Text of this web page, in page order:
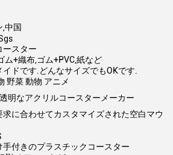
,中国
ースター
ム+織布,ゴム+PVC,紙など
イドです.どんなサイズでもOKです.
野菜 動物 アニメ
明なアクリルコースターメーカー
求に合わせてカスタマイズされた空白マウ
手付きのプラスチックコースター